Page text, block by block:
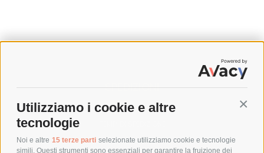
Utilizziamo i cookie e altre
tecnologie
Noi e altre 15 terze parti selezionate utilizziamo cookie e tecnologie
simili. Questi strumenti sono essenziali per garantire la fruizione dei
SPEDIZIONI
COSTI DI SPEDIZIONE
POLITICA DI RESO